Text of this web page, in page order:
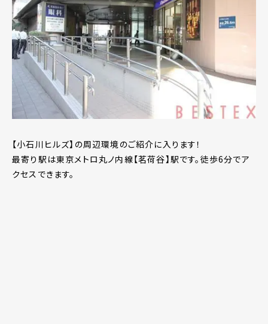
【小石川ヒルズ】の周辺環境のご紹介に入ります！
最寄り駅は東京メトロ丸ノ内線【茗荷谷】駅です。徒歩6分でア
クセスできます。